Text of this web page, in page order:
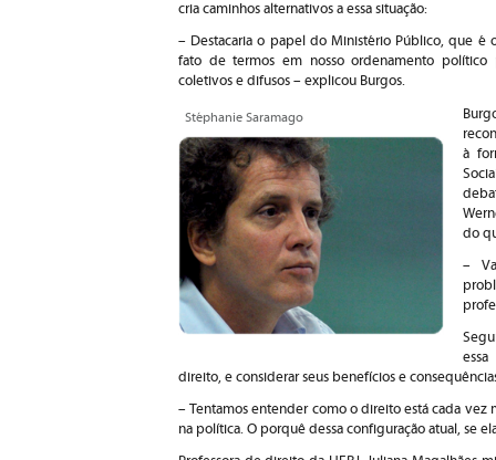
cria caminhos alternativos a essa situação:
– Destacaria o papel do Ministério Público, que é
fato de termos em nosso ordenamento político
coletivos e difusos – explicou Burgos.
Stéphanie Saramago
à
do
–
direito, e considerar seus benefícios e
– Tentamos entender como o direito está cada vez
na política. O porquê dessa configuração atual, se